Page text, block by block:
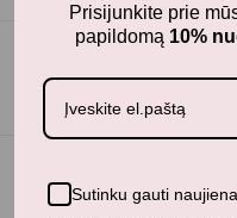
Prisijunkite prie
papildomą 10%
Sutinku gauti